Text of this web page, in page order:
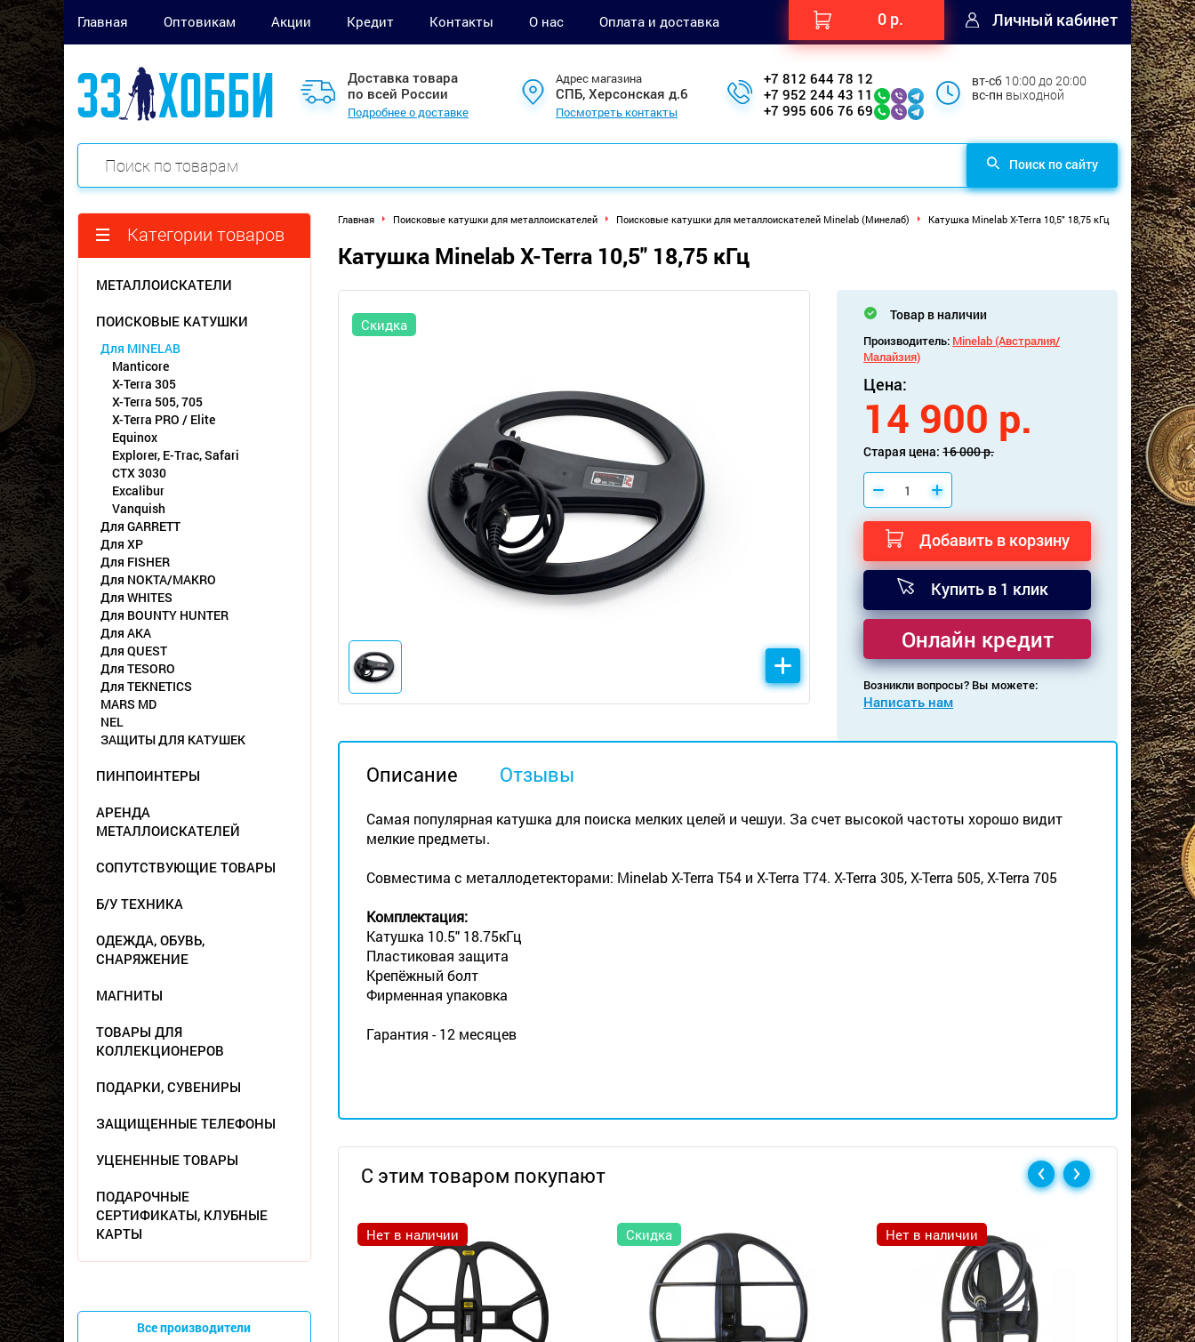
Главная Оптовикам Акции Кредит Контакты О нас Оплата и доставка 0 р. Личный кабинет
Доставка товара
по всей России
Подробнее о доставке
Адрес магазина
СПБ, Херсонская д.6
Посмотреть контакты
+7 812 644 78 12
+7 952 244 43 11
+7 995 606 76 69
вт-сб 10:00 до 20:00
вс-пн выходной
Поиск по сайту
Категории товаров
МЕТАЛЛОИСКАТЕЛИ
ПОИСКОВЫЕ КАТУШКИ
Для MINELAB
Manticore
X-Terra 305
X-Terra 505, 705
X-Terra PRO / Elite
Equinox
Explorer, E-Trac, Safari
CTX 3030
Excalibur
Vanquish
Для GARRETT
Для XP
Для FISHER
Для NOKTA/MAKRO
Для WHITES
Для BOUNTY HUNTER
Для АКА
Для QUEST
Для TESORO
Для TEKNETICS
MARS MD
NEL
ЗАЩИТЫ ДЛЯ КАТУШЕК
ПИНПОИНТЕРЫ
АРЕНДА
МЕТАЛЛОИСКАТЕЛЕЙ
СОПУТСТВУЮЩИЕ ТОВАРЫ
Б/У ТЕХНИКА
ОДЕЖДА, ОБУВЬ,
СНАРЯЖЕНИЕ
МАГНИТЫ
ТОВАРЫ ДЛЯ
КОЛЛЕКЦИОНЕРОВ
ПОДАРКИ, СУВЕНИРЫ
ЗАЩИЩЕННЫЕ ТЕЛЕФОНЫ
УЦЕНЕННЫЕ ТОВАРЫ
ПОДАРОЧНЫЕ
СЕРТИФИКАТЫ, КЛУБНЫЕ
КАРТЫ
Все производители
Главная Поисковые катушки для металлоискателей Поисковые катушки для металлоискателей Minelab (Минелаб) Катушка Minelab X-Terra 10,5" 18,75 кГц
Катушка Minelab X-Terra 10,5" 18,75 кГц
Скидка
Товар в наличии
Производитель: Minelab (Австралия/
Малайзия)
Цена:
14 900 р.
Старая цена:16 000 р.
Добавить в корзину
Купить в 1 клик
Онлайн кредит
Возникли вопросы? Вы можете:
Написать нам
Описание Отзывы
Самая популярная катушка для поиска мелких целей и чешуи. За счет высокой частоты хорошо видит
мелкие предметы.
Совместима с металлодетекторами: Minelab X-Terra T54 и X-Terra T74. X-Terra 305, X-Terra 505, X-Terra 705
Комплектация:
Катушка 10.5" 18.75кГц
Пластиковая защита
Крепёжный болт
Фирменная упаковка
Гарантия - 12 месяцев
С этим товаром покупают
Нет в наличии Скидка Нет в наличии